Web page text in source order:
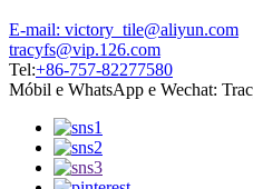
E-mail: victory_tile@aliyun.com
tracyfs@vip.126.com
Tel:+86-757-82277580
Móbil e WhatsApp e Wechat: